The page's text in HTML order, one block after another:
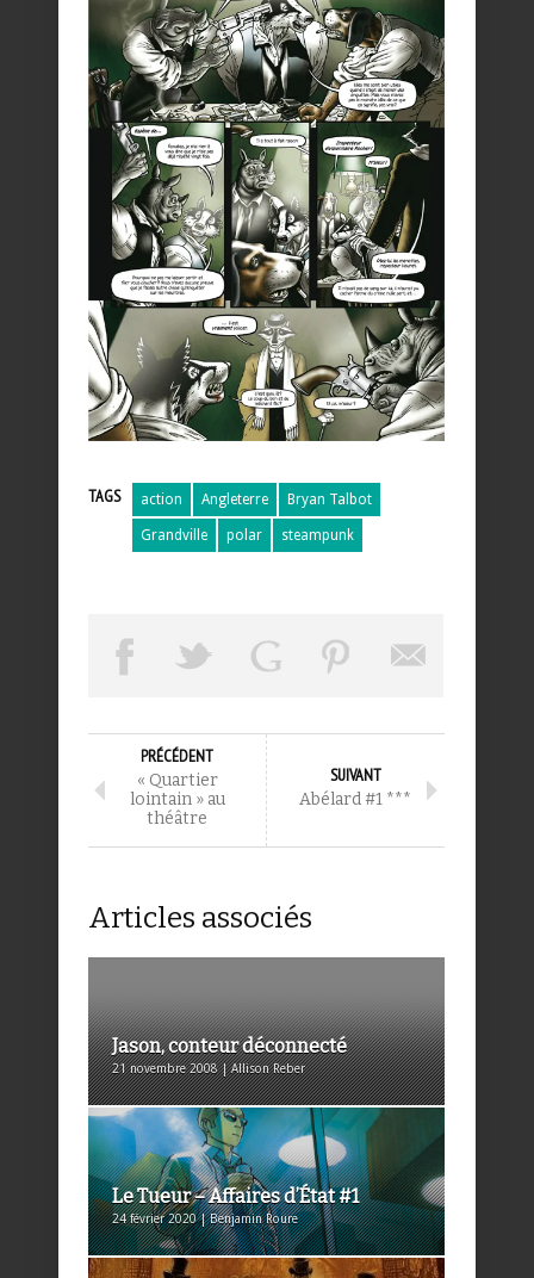
TAGS action Angleterre Bryan Talbot
Grandville polar steampunk
PRÉCÉDENT
« Quartier
lointain » au
théâtre
SUIVANT
Abélard #1 ***
Articles associés
Jason, conteur déconnecté
21 novembre 2008 | Allison Reber
Le Tueur – Affaires d’État #1
24 février 2020 | Benjamin Roure